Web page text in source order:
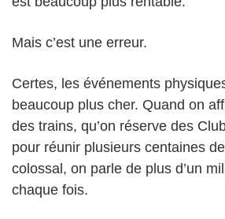
Mais c’est une erreur.
Certes, les événements
beaucoup plus cher. Quand on
des trains, qu’on réserve des
pour réunir plusieurs centaines
colossal, on parle de plus d’un
chaque fois.